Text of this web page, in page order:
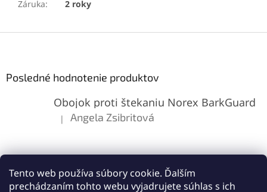
Tento web používa súbory cookie. Ďalším
prechádzaním tohto webu vyjadrujete súhlas s ich
Záruka: 2 roky
Posledné hodnotenie produktov
Obojok proti štekaniu Norex BarkGuard
Hodnotenie produktu je 5 z 5 hviezdičiek.
| Angela Zsibritová